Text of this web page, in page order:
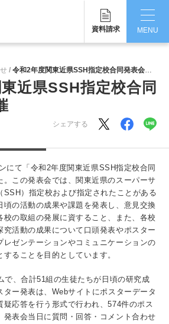
資料請求
MENU
学生・保証人の方 卒業生の方
令和2年度関東近県SSH指定校合同発表会を開催
近県SSH指定校合同
シェアする
にて「令和2年度関東近県SSH指定校合同
。この発表会では、関東近県のスーパーサ
SSH）指定校および指定されたことがある
頃の活動の成果や課題を発表し、意見交換
校の取組の発展に資すること、また、各校
究活動の成果について口頭発表やポスター
レゼンテーションやコミュニケーションの
ることを目的としています。
で、合計51組の生徒たちが日頃の研究成
ター発表は、Webサイトにポスターデータ
疑応答を行う形式で行われ、574件のポス
発表会当日に質問・回答・コメント合わせ